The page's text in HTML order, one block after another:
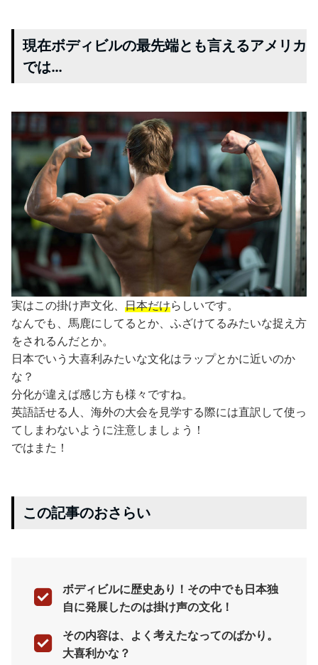
現在ボディビルの最先端とも言えるアメリカ
では…
実はこの掛け声文化、 日本だけらしいです。
なんでも、馬鹿にしてるとか、ふざけてるみたいな捉え方
をされるんだとか。
日本でいう大喜利みたいな文化はラップとかに近いのか
な？
分化が違えば感じ方も様々ですね。
英語話せる人、海外の大会を見学する際には直訳して使っ
てしまわないように注意しましょう！
ではまた！
この記事のおさらい
ボディビルに歴史あり！その中でも日本独
自に発展したのは掛け声の文化！
その内容は、よく考えたなってのばかり。
大喜利かな？